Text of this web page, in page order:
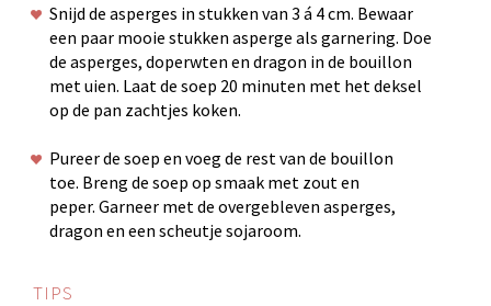
Snijd de asperges in stukken van 3 á 4 cm. Bewaar
een paar mooie stukken asperge als garnering. Doe
de asperges, doperwten en dragon in de bouillon
met uien. Laat de soep 20 minuten met het deksel
op de pan zachtjes koken.
Pureer de soep en voeg de rest van de bouillon
toe. Breng de soep op smaak met zout en
peper. Garneer met de overgebleven asperges,
dragon en een scheutje sojaroom.
TIPS